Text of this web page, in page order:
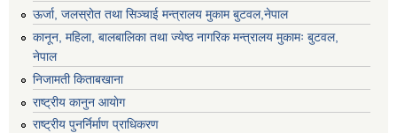
ऊर्जा, जलस्रोत तथा सिञ्चाई मन्त्रालय मुकाम बुटवल,नेपाल
कानून, महिला, बालबालिका तथा ज्येष्ठ नागरिक मन्त्रालय मुकामः बुटवल,
नेपाल
निजामती किताबखाना
राष्ट्रीय कानुन आयाेग
राष्ट्रीय पुनर्निर्माण प्राधिकरण